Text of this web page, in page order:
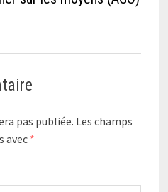
pas publiée. Les champs
avec *